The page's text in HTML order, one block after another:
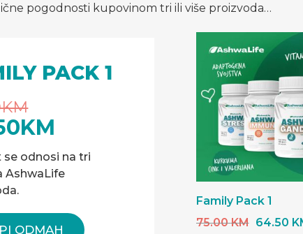
pogodnosti kupovinom tri ili više proizvoda…
PACK 1
se odnosi na tri
AshwaLife
ODMAH
Family Pack 1
75.00KM Original
64.50